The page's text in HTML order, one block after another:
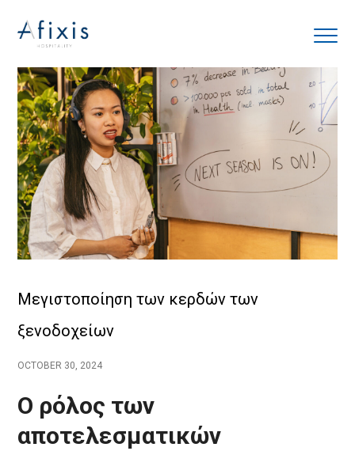
Μεγιστοποίηση των κερδών των
ξενοδοχείων
OCTOBER 30, 2024
Ο ρόλος των
αποτελεσματικών
Αρχική
Υπηρεσίες
Συνεργάτες
Εταιρία
Blog
En Gr